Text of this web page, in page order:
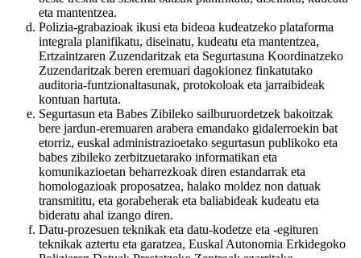
eta mantentzea.
Polizia-grabazioak ikusi eta bideoa kudeatzeko plataforma
integrala planifikatu, diseinatu, kudeatu eta mantentzea,
Ertzaintzaren Zuzendaritzak eta Segurtasuna Koordinatzeko
Zuzendaritzak beren eremuari dagokionez finkatutako
auditoria-funtzionaltasunak, protokoloak eta jarraibideak
kontuan hartuta.
Segurtasun eta Babes Zibileko sailburuordetzek bakoitzak
bere jardun-eremuaren arabera emandako gidalerroekin bat
etorriz, euskal administrazioetako segurtasun publikoko eta
babes zibileko zerbitzuetarako informatikan eta
komunikazioetan beharrezkoak diren estandarrak eta
homologazioak proposatzea, halako moldez non datuak
transmititu, eta gorabeherak eta baliabideak kudeatu eta
bideratu ahal izango diren.
Datu-prozesuen teknikak eta datu-kodetze eta -egituren
teknikak aztertu eta garatzea, Euskal Autonomia Erkidegoko